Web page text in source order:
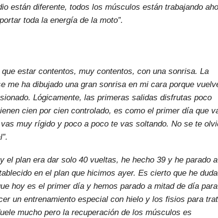
están diferente, todos los músculos están trabajando
toda la energía de la moto”.
estar contentos, muy contentos, con una sonrisa. La
me ha dibujado una gran sonrisa en mi cara porque
Lógicamente, las primeras salidas disfrutas poco
cien por cien controlado, es como el primer día que
muy rígido y poco a poco te vas soltando. No se te
el plan era dar solo 40 vueltas, he hecho 39 y he parado a
en el plan que hicimos ayer. Es cierto que he
hoy es el primer día y hemos parado a mitad de día para
un entrenamiento especial con hielo y los fisios para
mucho pero la recuperación de los músculos es